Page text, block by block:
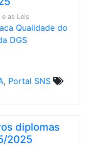
as Leis
, Portal SNS
diplomas
2025